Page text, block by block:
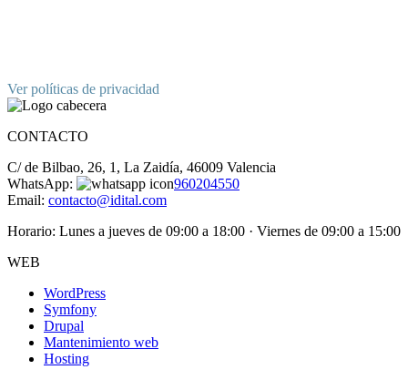
Ver políticas de privacidad
CONTACTO
C/ de Bilbao, 26, 1, La Zaidía, 46009 Valencia
WhatsApp:
960204550
Email: contacto@idital.com
Horario: Lunes a jueves de 09:00 a 18:00 · Viernes de 09:00 a 15:00
WEB
WordPress
Symfony
Drupal
Mantenimiento web
Hosting